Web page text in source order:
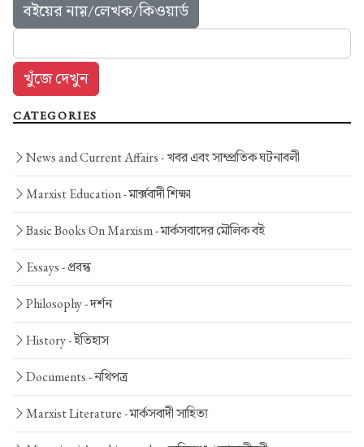
বইয়ের নাম়/লেখক/কিওয়ার্ড
CATEGORIES
News and Current Affairs -খবর এবং সাম্প্রতিক ঘটনাবলী
Marxist Education -মার্ক্সবাদী শিক্ষা
Basic Books On Marxism -মার্কসবাদের মৌলিক বই
Essays -প্রবন্ধ
Philosophy -দর্শন
History -ইতিহাস
Documents -নথিপত্র
Marxist Literature -মার্কসবাদী সাহিত্য